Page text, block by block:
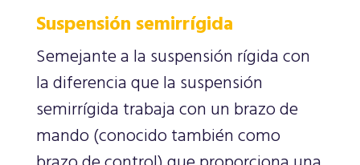
Suspensión semirrígida
Semejante a la suspensión rígida con
la diferencia que la suspensión
semirrígida trabaja con un brazo de
mando (conocido también como